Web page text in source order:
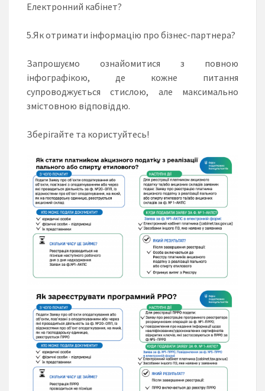
Електронний кабінет?
5.Як отримати інформацію про бізнес-партнера?
Запрошуємо ознайомитися з повною
інфографікою, де кожне питання
супроводжується стислою, але максимально
змістовною відповіддю.
Зберігайте та користуйтесь!